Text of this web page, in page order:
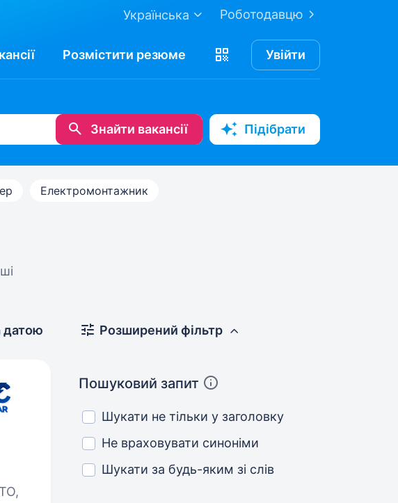
Роботодавцю
Українська
Розмістити резюме Увійти
Знайти вакансії Підібрати
Електромонтажник
датою Розширений фільтр
Пошуковий запит
Шукати не тільки у заголовку
Не враховувати синоніми
Шукати за будь-яким зі слів